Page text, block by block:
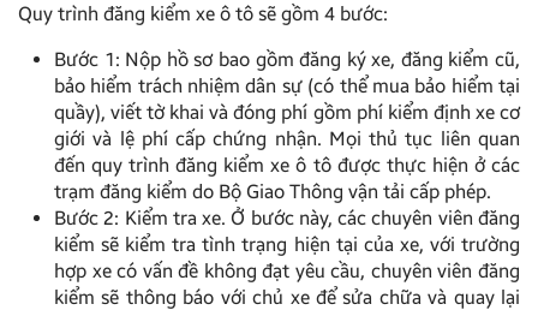
Quy trình đăng kiểm xe ô tô sẽ gồm 4 bước:
Bước 1: Nộp hồ sơ bao gồm đăng ký xe, đăng kiểm cũ,
bảo hiểm trách nhiệm dân sự (có thể mua bảo hiểm tại
quầy), viết tờ khai và đóng phí gồm phí kiểm định xe cơ
giới và lệ phí cấp chứng nhận. Mọi thủ tục liên quan
đến quy trình đăng kiểm xe ô tô được thực hiện ở các
trạm đăng kiểm do Bộ Giao Thông vận tải cấp phép.
Bước 2: Kiểm tra xe. Ở bước này, các chuyên viên đăng
kiểm sẽ kiểm tra tình trạng hiện tại của xe, với trường
hợp xe có vấn đề không đạt yêu cầu, chuyên viên đăng
kiểm sẽ thông báo với chủ xe để sửa chữa và quay lại